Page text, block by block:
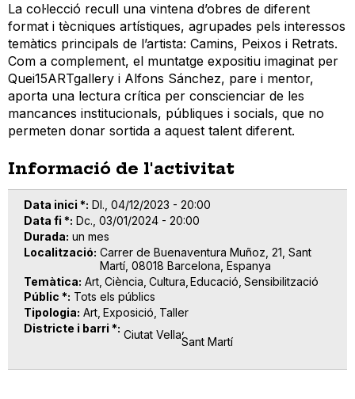
La col·lecció recull una vintena d’obres de diferent
format i tècniques artístiques, agrupades pels interessos
temàtics principals de l’artista: Camins, Peixos i Retrats.
Com a complement, el muntatge expositiu imaginat per
Quei15ARTgallery i Alfons Sánchez, pare i mentor,
aporta una lectura crítica per conscienciar de les
mancances institucionals, públiques i socials, que no
permeten donar sortida a aquest talent diferent.
Informació de l'activitat
Data inici * Dl., 04/12/2023 - 20:00
Data fi * Dc., 03/01/2024 - 20:00
Durada un mes
Localització Carrer de Buenaventura Muñoz, 21, Sant
Martí, 08018 Barcelona, Espanya
Temàtica Art Ciència Cultura Educació Sensibilització
Públic * Tots els públics
Tipologia Art Exposició Taller
Districte i barri * Ciutat VellaSant Martí